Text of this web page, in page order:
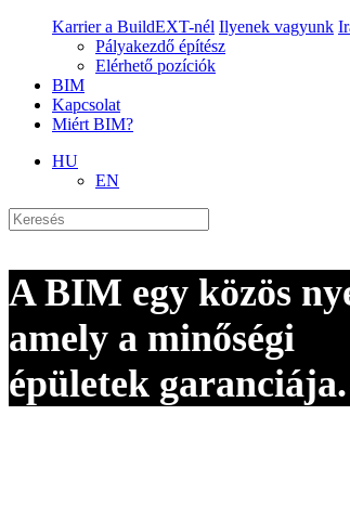
Karrier a BuildEXT-nél Ilyenek vagyunk
Pályakezdő építész
Elérhető pozíciók
BIM
Kapcsolat
Miért BIM?
HU
EN
A BIM egy közös
amely a minőségi
épületek garanciája.